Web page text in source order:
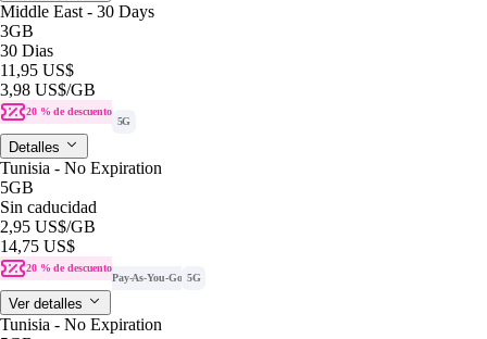
Middle East - 30 Days
3GB
30 Dias
11,95 US$
3,98 US$/GB
20 % de descuento
5G
Detalles
Tunisia - No Expiration
5GB
Sin caducidad
2,95 US$/GB
14,75 US$
20 % de descuento
Pay-As-You-Go 5G
Ver detalles
Tunisia - No Expiration